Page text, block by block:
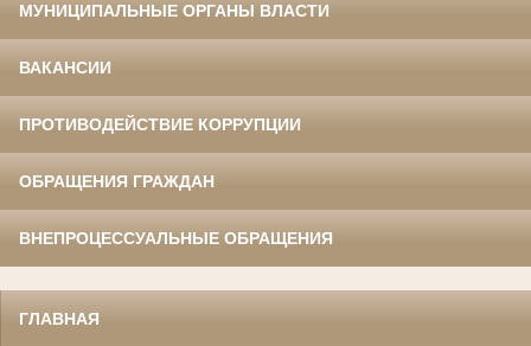
МУНИЦИПАЛЬНЫЕ ОРГАНЫ ВЛАСТИ
ВАКАНСИИ
ПРОТИВОДЕЙСТВИЕ КОРРУПЦИИ
ОБРАЩЕНИЯ ГРАЖДАН
ВНЕПРОЦЕССУАЛЬНЫЕ ОБРАЩЕНИЯ
ГЛАВНАЯ